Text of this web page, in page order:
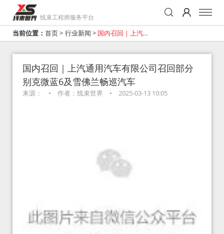
线束工程师服务平台
当前位置： 首页> 行业新闻 > 国内召回｜上汽通
回部分 别克微蓝6
及雪佛兰畅巡汽车
国内召回｜上汽通用汽车有限公司召回部分
别克微蓝6及雪佛兰畅巡汽车
来源： • 作者：线束世界 • 2025-03-13 10:05